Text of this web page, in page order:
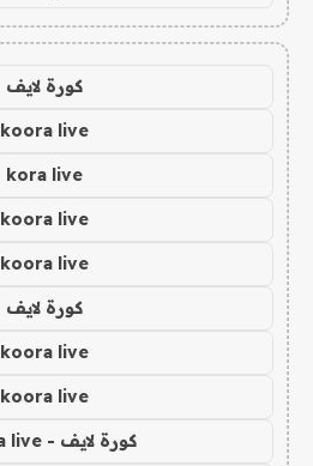
كورة لايف
koora live
kora live
koora live
koora live
كورة لايف
koora live
koora live
كورة لايف - koora live